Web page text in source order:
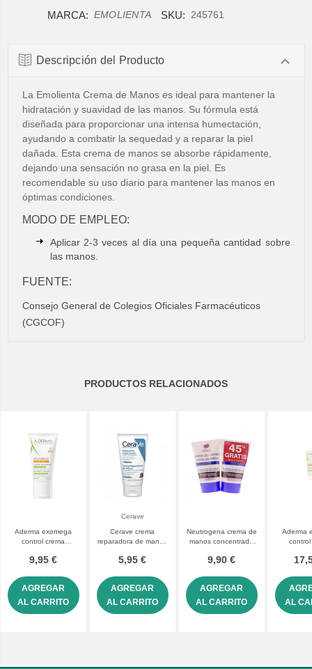
MARCA: EMOLIENTA SKU: 245761
Descripción del Producto
La Emolienta Crema de Manos es ideal para mantener la
hidratación y suavidad de las manos. Su fórmula está
diseñada para proporcionar una intensa humectación,
ayudando a combatir la sequedad y a reparar la piel
dañada. Esta crema de manos se absorbe rápidamente,
dejando una sensación no grasa en la piel. Es
recomendable su uso diario para mantener las manos en
óptimas condiciones.
MODO DE EMPLEO:
Aplicar 2-3 veces al día una pequeña cantidad sobre
las manos.
FUENTE:
Consejo General de Colegios Oficiales Farmacéuticos
(CGCOF)
PRODUCTOS RELACIONADOS
Aderma exomega
control crema
9,95 €
AGREGAR
AL CARRITO
Cerave
Cerave crema
reparadora de manos
5,95 €
AGREGAR
AL CARRITO
Neutrogena crema de
manos concentrada
9,90 €
AGREGAR
AL CARRITO
Aderma
control
AL